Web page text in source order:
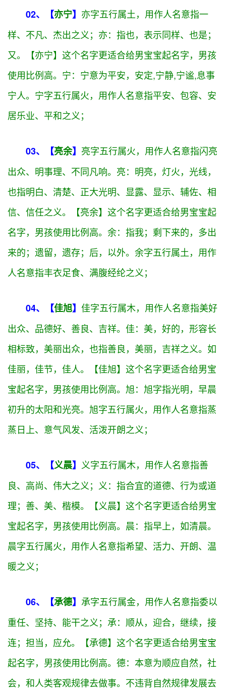
越、优秀、不凡、追求完美之义；卓：本义为高超，
高明的意思。杰出、卓越、超越等等含义【卓辰】这
个名字更适合给男宝宝起名字，男孩使用比例高。
辰：指时日、是日、月、星的总称，也指清早，还有
一种意思是地支的第五位，属龙。辰字五行属 土 ，用
作人名意指希望、吉祥、希冀、理想之义；
02、【亦宁】 亦字五行属 土
，用作人名意指一
样、不凡、杰出之义；亦：指也，表示同样、也是；
又。【亦宁】这个名字更适合给男宝宝起名字，男孩
使用比例高。 宁：宁意为平安，安定,宁静,宁谧,息事
宁人。宁字五行属 火，用作人名意指平安、包容、安
居乐业、平和之义；
03、【 亮余】 亮字五行属火，用作人名意指闪亮
出众、明事理、不同凡响。亮：明亮，灯火，光线，
也指明白、清楚、正大光明、显露、显示、辅佐、相
信、信任之义。【亮余】这个名字更适合给男宝宝起
名字，男孩使用比例高。余：指我；剩下来的，多出
来的；遗留，遗存；后，以外。余字五行属土 ，用作
人名意指丰衣足食、满腹经纶之义；
04、【 佳旭】佳字五行属木，用作人名意指美好
出众、品德好、善良、吉祥。佳：美，好的，形容长
相标致，美丽出众，也指善良，美丽，吉祥之义。如
佳丽，佳节，佳人。【佳旭】这个名字更适合给男宝
宝起名字，男孩使用比例高。
旭：旭字指光明，早晨
初升的太阳和光亮。旭字五行属火 ，用作人名意指蒸
蒸日上、意气风发、活泼开朗之义；
05、【义晨】 义字五行属 木
，用作人名意指善
良、高尚、伟大之义；义：指合宜的道德、行为或道
理；善、美、楷模。【义晨】这个名字更适合给男宝
宝起名字，男孩使用比例高。 晨：指早上，如清晨。
晨字五行属火，用作人名意指希望、活力、开朗、温